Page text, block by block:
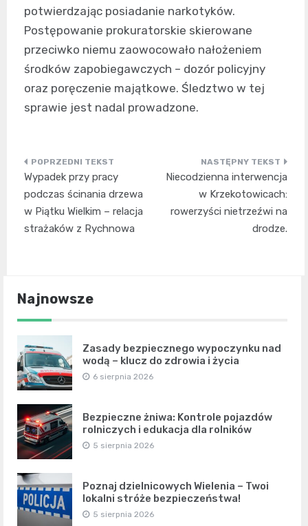
potwierdzając posiadanie narkotyków.
Postępowanie prokuratorskie skierowane
przeciwko niemu zaowocowało nałożeniem
środków zapobiegawczych – dozór policyjny
oraz poręczenie majątkowe. Śledztwo w tej
sprawie jest nadal prowadzone.
Nawigacja
wpisu
Wypadek przy pracy
podczas ścinania drzewa
w Piątku Wielkim – relacja
strażaków z Rychnowa
Niecodzienna interwencja
w Krzekotowicach:
rowerzyści nietrzeźwi na
drodze.
Najnowsze
Zasady bezpiecznego wypoczynku nad
wodą – klucz do zdrowia i życia
6 sierpnia 2026
Bezpieczne żniwa: Kontrole pojazdów
rolniczych i edukacja dla rolników
5 sierpnia 2026
Poznaj dzielnicowych Wielenia – Twoi
lokalni stróże bezpieczeństwa!
5 sierpnia 2026